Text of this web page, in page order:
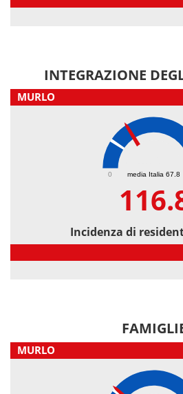
INTEGRAZIONE
MURLO
media Italia 67.8
0
Incidenza di
MURLO